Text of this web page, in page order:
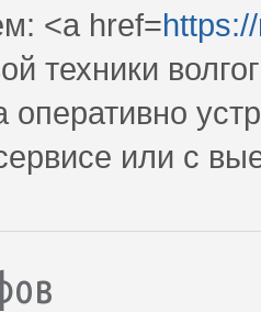
<a href=
техники
или с